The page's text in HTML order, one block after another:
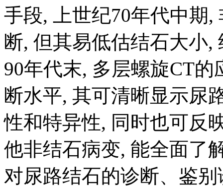
手段, 上世纪70年代中期
断, 但其易低估结石大小
90年代末, 多层螺旋CT
断水平, 其可清晰显示尿
性和特异性, 同时也可反
他非结石病变, 能全面了
对尿路结石的诊断、鉴